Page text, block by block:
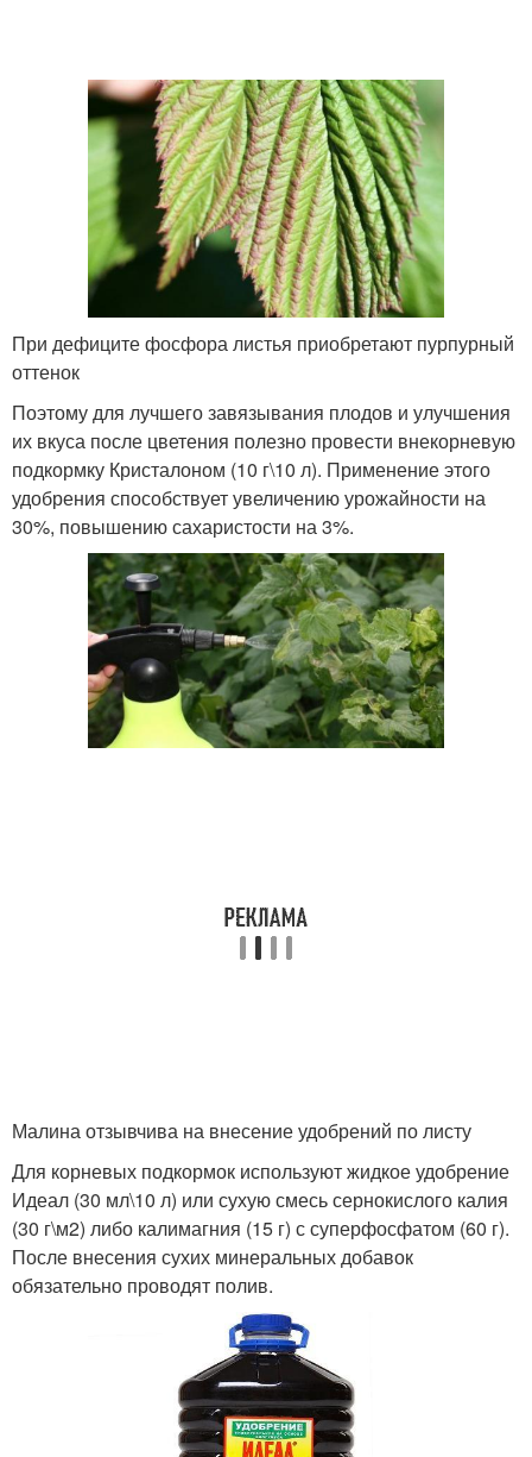
При дефиците фосфора листья приобретают пурпурный
оттенок
Поэтому для лучшего завязывания плодов и улучшения
их вкуса после цветения полезно провести внекорневую
подкормку Кристалоном (10 г\10 л). Применение этого
удобрения способствует увеличению урожайности на
30%, повышению сахаристости на 3%.
Малина отзывчива на внесение удобрений по листу
Для корневых подкормок используют жидкое удобрение
Идеал (30 мл\10 л) или сухую смесь сернокислого калия
(30 г\м2) либо калимагния (15 г) с суперфосфатом (60 г).
После внесения сухих минеральных добавок
обязательно проводят полив.